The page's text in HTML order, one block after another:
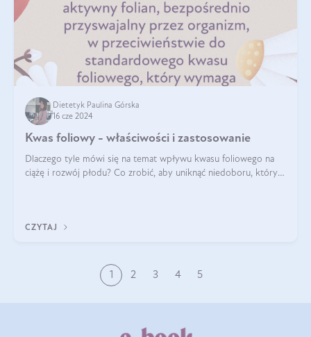
Dietetyk Paulina Górska
16 cze 2024
Kwas foliowy - właściwości i zastosowanie
Dlaczego tyle mówi się na temat wpływu kwasu foliowego na
ciążę i rozwój płodu? Co zrobić, aby uniknąć niedoboru, który
CZYTAJ
1 2 3 4 5